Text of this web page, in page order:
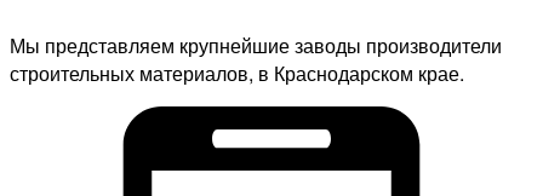
Мы представляем крупнейшие заводы производители
строительных материалов, в Краснодарском крае.